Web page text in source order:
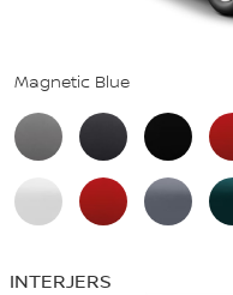
Magnetic Blue
INTERJERS